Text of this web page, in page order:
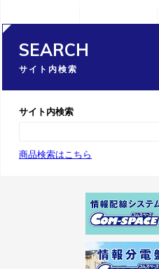
SEARCH
サイト内検索
サイト内検索
商品検索はこちら